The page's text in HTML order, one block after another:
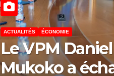
ACTUALITÉS ÉCONOMIE
Le VPM Daniel
Mukoko a